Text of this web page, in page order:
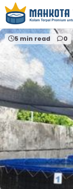
Home
5 min read 0